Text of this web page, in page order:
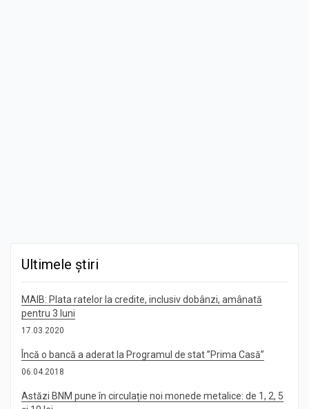
Ultimele știri
MAIB: Plata ratelor la credite, inclusiv dobânzi, amânată
pentru 3 luni
17.03.2020
Încă o bancă a aderat la Programul de stat ”Prima Casă”
06.04.2018
Astăzi BNM pune în circulație noi monede metalice: de 1, 2, 5